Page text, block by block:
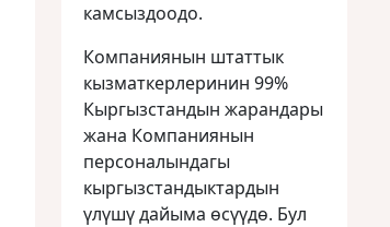
камсыздоодо.
Компаниянын штаттык
кызматкерлеринин 99%
Кыргызстандын жарандары
жана Компаниянын
персоналындагы
кыргызстандыктардын
үлүшү дайыма өсүүдө. Бул